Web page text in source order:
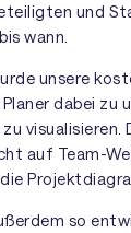
und
wann.
unsere
dabei
auf Team-
so